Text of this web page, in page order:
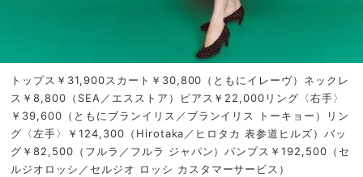
トップス￥31,900スカート￥30,800（ともにイレーヴ）ネックレ
ス￥8,800（SEA／エスストア）ピアス￥22,000リング〈右手〉
￥39,600（ともにブランイリス／ブランイリス トーキョー）リン
グ〈左手〉￥124,300（Hirotaka／ヒロタカ 表参道ヒルズ）バッ
グ￥82,500（フルラ／フルラ ジャパン）パンプス￥192,500（セ
ルジオロッシ／セルジオ ロッシ カスタマーサービス）